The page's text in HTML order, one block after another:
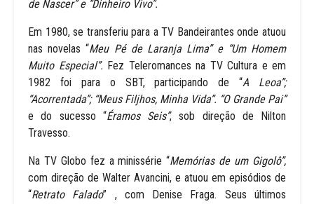
de Nascer” e “Dinheiro Vivo”.
Em 1980, se transferiu para a TV Bandeirantes onde atuou
nas novelas “Meu Pé de Laranja Lima” e “Um Homem
Muito Especial”. Fez Teleromances na TV Cultura e em
1982 foi para o SBT, participando de “A Leoa”;
“Acorrentada”; “Meus Filjhos, Minha Vida”. “O Grande Pai”
e do sucesso “Éramos Seis”, sob direção de Nilton
Travesso.
Na TV Globo fez a minissérie “Memórias de um Gigolô”,
com direção de Walter Avancini, e atuou em episódios de
“Retrato Falado” , com Denise Fraga. Seus últimos